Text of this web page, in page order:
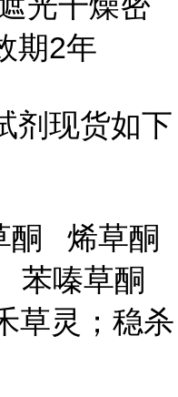
期2年
剂现货如下
酮 烯草酮
嗪草酮
草灵；稳杀